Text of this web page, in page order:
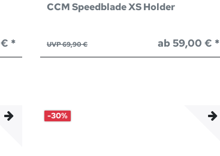
*
CCM Speedblade XS Holder
UVP 69,90 € ab 59,00 € *
-30%